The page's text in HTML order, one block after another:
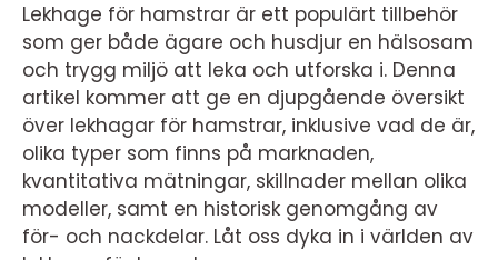
Lekhage för hamstrar är ett populärt tillbehör
som ger både ägare och husdjur en hälsosam
och trygg miljö att leka och utforska i. Denna
artikel kommer att ge en djupgående översikt
över lekhagar för hamstrar, inklusive vad de är,
olika typer som finns på marknaden,
kvantitativa mätningar, skillnader mellan olika
modeller, samt en historisk genomgång av
för- och nackdelar. Låt oss dyka in i världen av